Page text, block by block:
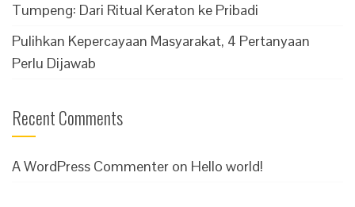
Tumpeng: Dari Ritual Keraton ke Pribadi
Pulihkan Kepercayaan Masyarakat, 4 Pertanyaan
Perlu Dijawab
Recent Comments
A WordPress Commenter on Hello world!